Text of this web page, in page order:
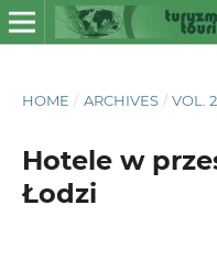
HOME / ARCHIVES / VOL.
Hotele w
Łodzi